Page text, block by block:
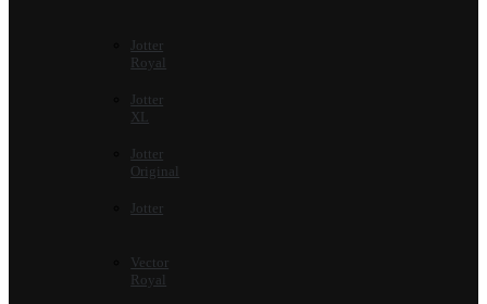
Jotter
Royal
Jotter
XL
Jotter
Original
Jotter
Vector
Royal